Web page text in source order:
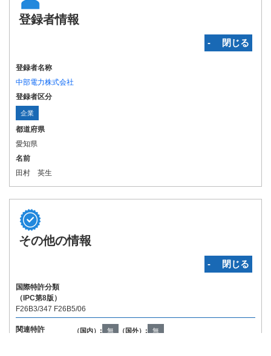
登録者情報
‐ 閉じる
登録者名称
中部電力株式会社
登録者区分
企業
都道府県
愛知県
名前
田村 英生
その他の情報
‐ 閉じる
国際特許分類
（IPC第8版）
F26B3/347 F26B5/06
関連特許 （国内）: 無 （国外）: 無